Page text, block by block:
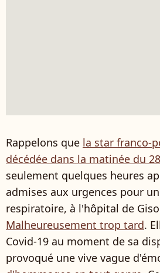
Rappelons que la star franco-
décédée dans la matinée du
seulement quelques heures
admises aux urgences pour
respiratoire, à l'hôpital de
Malheureusement trop tard.
Covid-19 au moment de sa
provoqué une vive vague